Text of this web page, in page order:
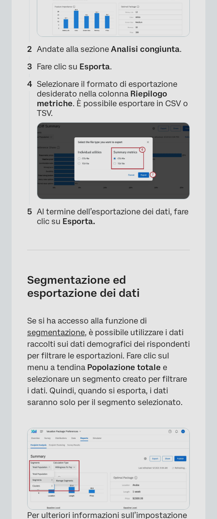
Andate alla sezione Analisi congiunta.
Fare clic su Esporta.
Selezionare il formato di esportazione
desiderato nella colonna Riepilogo
metriche. È possibile esportare in CSV o
TSV.
×
Al termine dell’esportazione dei dati, fare
clic su Esporta.
Segmentazione ed
esportazione dei dati
Se si ha accesso alla funzione di
segmentazione, è possibile utilizzare i dati
raccolti sui dati demografici dei rispondenti
per filtrare le esportazioni. Fare clic sul
menu a tendina Popolazione totale e
selezionare un segmento creato per filtrare
i dati. Quindi, quando si esporta, i dati
saranno solo per il segmento selezionato.
Per ulteriori informazioni sull’impostazione